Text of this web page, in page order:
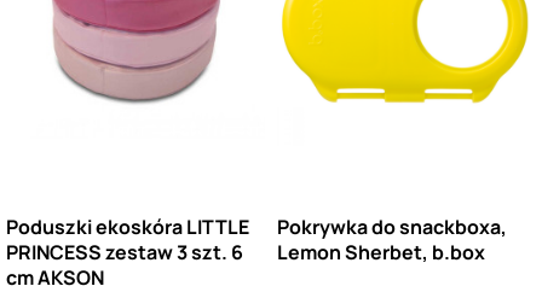
Poduszki ekoskóra LITTLE
PRINCESS zestaw 3 szt. 6
cm AKSON
Pokrywka do snackboxa,
Lemon Sherbet, b.box